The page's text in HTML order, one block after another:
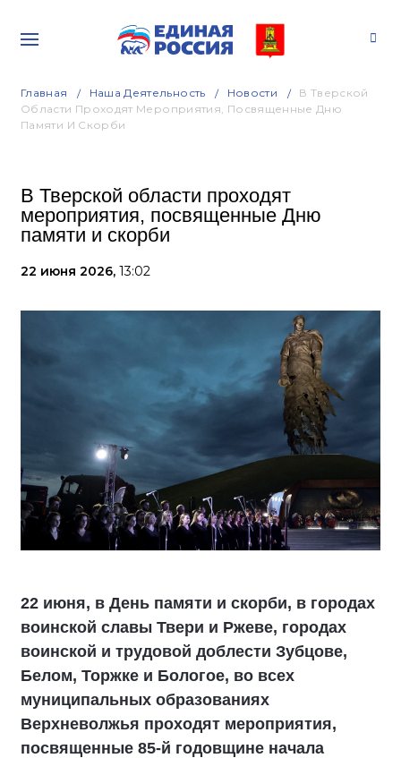
Главная Наша Деятельность Новости
В Тверской
Области Проходят Мероприятия, Посвященные Дню
Памяти И Скорби
В Тверской области проходят
мероприятия, посвященные Дню
памяти и скорби
22 июня 2026, 13:02
22 июня, в День памяти и скорби, в городах
воинской славы Твери и Ржеве, городах
воинской и трудовой доблести Зубцове,
Белом, Торжке и Бологое, во всех
муниципальных образованиях
Верхневолжья проходят мероприятия,
посвященные 85-й годовщине начала